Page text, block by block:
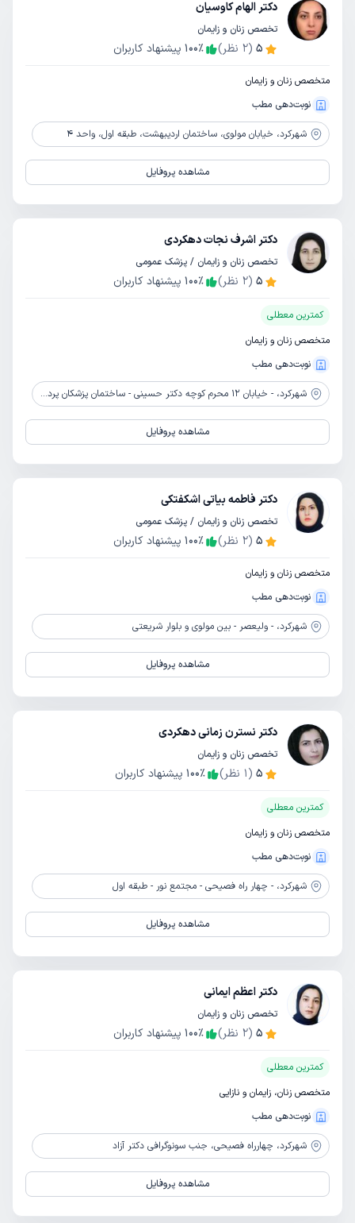
دکتر الهام کاوسیان
تخصص زنان و زایمان
5
(
2 نظر) 100٪ پیشنهاد کاربران
متخصص زنان و زایمان
نوبت‌دهی مطب
شهرکرد، خیابان مولوی، ساختمان اردیبهشت، طبقه اول، واحد 4
مشاهده پروفایل
دکتر اشرف نجات دهکردی
تخصص زنان و زایمان / پزشک عمومی
5
(
2 نظر) 100٪ پیشنهاد کاربران
کمترین معطلی
متخصص زنان و زایمان
نوبت‌دهی مطب
شهرکرد، - خیابان 12 محرم کوچه دکتر حسینی - ساختمان پزشکان پردیس - طبقه 2 (کوچه کنار مجتمع امام صادق)
مشاهده پروفایل
دکتر فاطمه بیاتی اشکفتکی
تخصص زنان و زایمان / پزشک عمومی
5
(
2 نظر) 100٪ پیشنهاد کاربران
متخصص زنان و زایمان
نوبت‌دهی مطب
شهرکرد، - ولیعصر - بین مولوی و بلوار شریعتی
مشاهده پروفایل
دکتر نسترن زمانی دهکردی
تخصص زنان و زایمان
5
(
1 نظر) 100٪ پیشنهاد کاربران
کمترین معطلی
متخصص زنان و زایمان
نوبت‌دهی مطب
شهرکرد، - چهار راه فصیحی - مجتمع نور - طبقه اول
مشاهده پروفایل
دکتر اعظم ایمانی
تخصص زنان و زایمان
5
(
2 نظر) 100٪ پیشنهاد کاربران
کمترین معطلی
متخصص زنان، زایمان و نازایی
نوبت‌دهی مطب
شهرکرد، چهارراه فصیحی، جنب سونوگرافی دکتر آزاد
مشاهده پروفایل